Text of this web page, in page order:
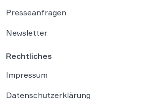
Presseanfragen
Newsletter
Rechtliches
Impressum
Datenschutzerklärung